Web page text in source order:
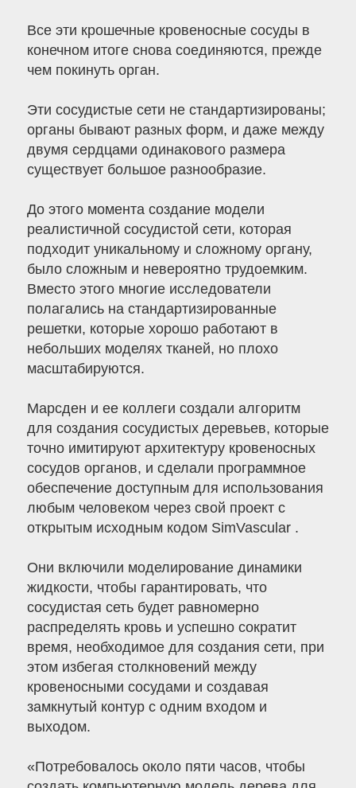
Все эти крошечные кровеносные сосуды в
конечном итоге снова соединяются, прежде
чем покинуть орган.
Эти сосудистые сети не стандартизированы;
органы бывают разных форм, и даже между
двумя сердцами одинакового размера
существует большое разнообразие.
До этого момента создание модели
реалистичной сосудистой сети, которая
подходит уникальному и сложному органу,
было сложным и невероятно трудоемким.
Вместо этого многие исследователи
полагались на стандартизированные
решетки, которые хорошо работают в
небольших моделях тканей, но плохо
масштабируются.
Марсден и ее коллеги создали алгоритм
для создания сосудистых деревьев, которые
точно имитируют архитектуру кровеносных
сосудов органов, и сделали программное
обеспечение доступным для использования
любым человеком через свой проект с
открытым исходным кодом SimVascular .
Они включили моделирование динамики
жидкости, чтобы гарантировать, что
сосудистая сеть будет равномерно
распределять кровь и успешно сократит
время, необходимое для создания сети, при
этом избегая столкновений между
кровеносными сосудами и создавая
замкнутый контур с одним входом и
выходом.
«Потребовалось около пяти часов, чтобы